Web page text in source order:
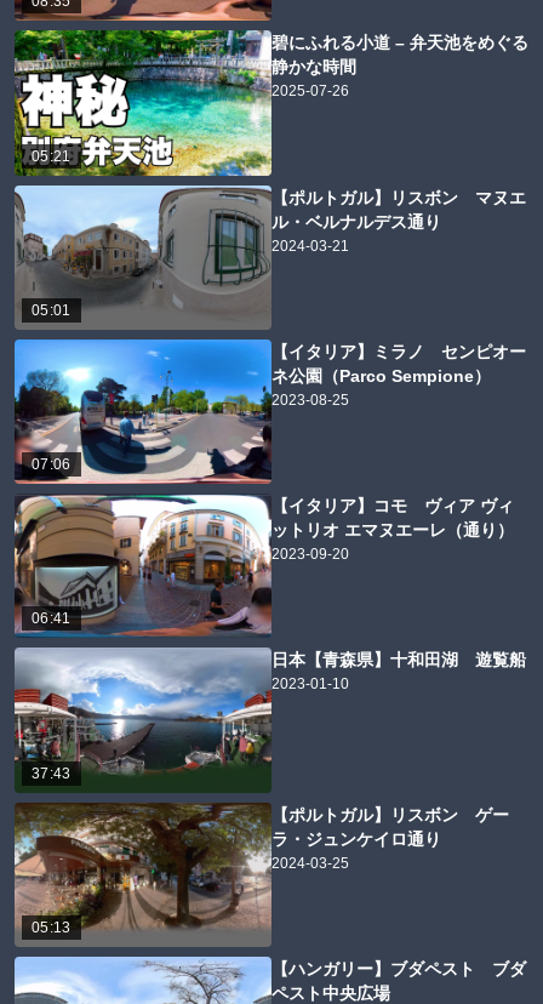
05:21
碧にふれる小道 – 弁天池をめぐる
静かな時間
2025-07-26
05:01
【ポルトガル】リスボン マヌエ
ル・ベルナルデス通り
2024-03-21
07:06
【イタリア】ミラノ センピオー
ネ公園（Parco Sempione）
2023-08-25
06:41
【イタリア】コモ ヴィア ヴィ
ットリオ エマヌエーレ（通り）
2023-09-20
37:43
日本【青森県】十和田湖 遊覧船
2023-01-10
05:13
【ポルトガル】リスボン ゲー
ラ・ジュンケイロ通り
2024-03-25
【ハンガリー】ブダペスト ブダ
ペスト中央広場